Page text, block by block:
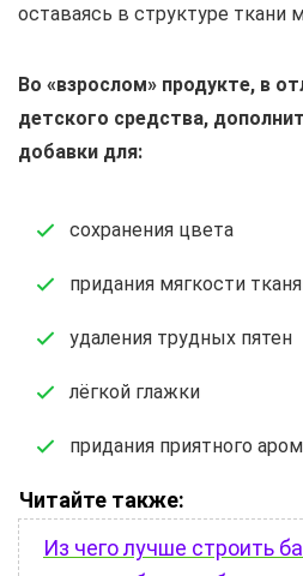
оставаясь в структуре ткани
Во «взрослом» продукте, в
детского средства,
добавки для:
сохранения цвета
придания мягкости
удаления трудных пятен
лёгкой глажки
придания приятного
Читайте также:
Из чего лучше строить